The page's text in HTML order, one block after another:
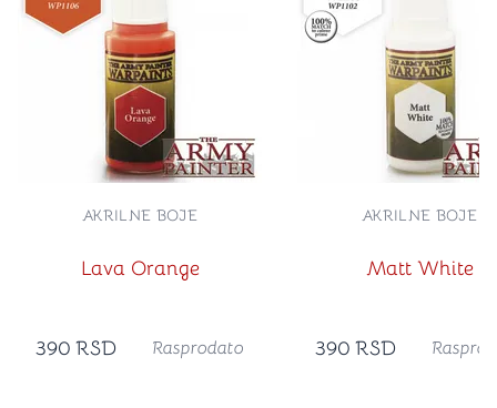
Lava Orange
AKRILNE BOJE
390 RSD Rasprodato
Matt White
AKRILNE BOJE
390 RSD